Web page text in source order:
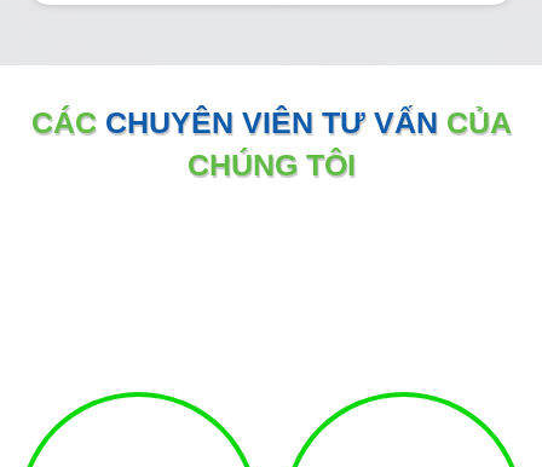
CÁC CHUYÊN VIÊN TƯ VẤN CỦA
CHÚNG TÔI